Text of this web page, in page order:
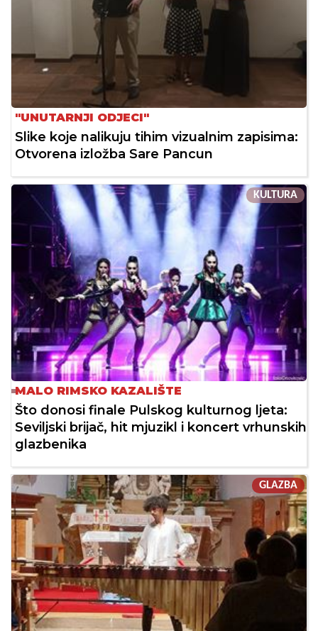
"UNUTARNJI ODJECI"
Slike koje nalikuju tihim vizualnim zapisima:
Otvorena izložba Sare Pancun
KULTURA
MALO RIMSKO KAZALIŠTE
Što donosi finale Pulskog kulturnog ljeta:
Seviljski brijač, hit mjuzikl i koncert vrhunskih
glazbenika
GLAZBA